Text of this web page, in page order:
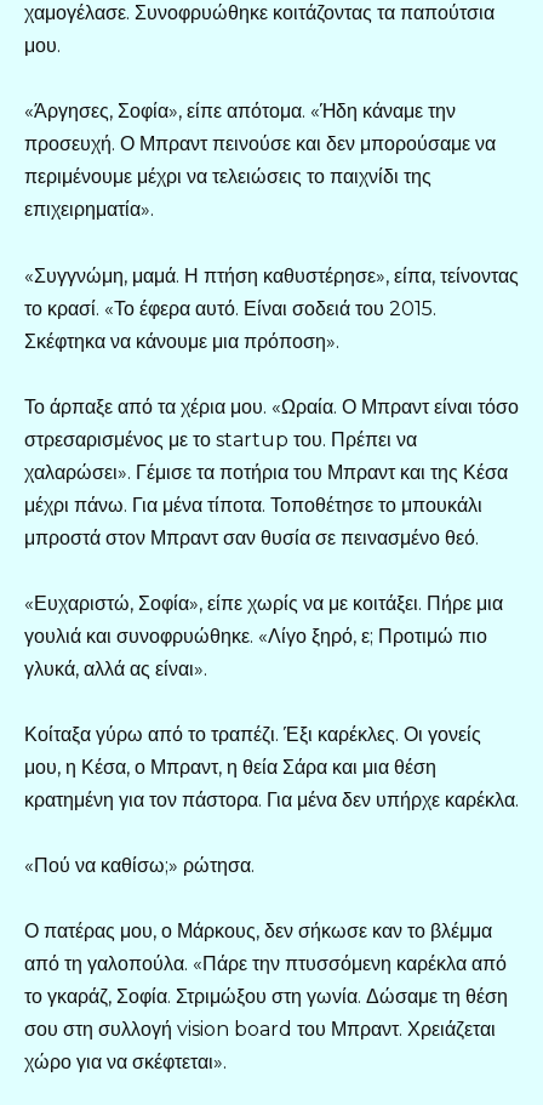
χαμογέλασε. Συνοφρυώθηκε κοιτάζοντας τα παπούτσια
μου.
«Άργησες, Σοφία», είπε απότομα. «Ήδη κάναμε την
προσευχή. Ο Μπραντ πεινούσε και δεν μπορούσαμε να
περιμένουμε μέχρι να τελειώσεις το παιχνίδι της
επιχειρηματία».
«Συγγνώμη, μαμά. Η πτήση καθυστέρησε», είπα, τείνοντας
το κρασί. «Το έφερα αυτό. Είναι σοδειά του 2015.
Σκέφτηκα να κάνουμε μια πρόποση».
Το άρπαξε από τα χέρια μου. «Ωραία. Ο Μπραντ είναι τόσο
στρεσαρισμένος με το startup του. Πρέπει να
χαλαρώσει». Γέμισε τα ποτήρια του Μπραντ και της Κέσα
μέχρι πάνω. Για μένα τίποτα. Τοποθέτησε το μπουκάλι
μπροστά στον Μπραντ σαν θυσία σε πεινασμένο θεό.
«Ευχαριστώ, Σοφία», είπε χωρίς να με κοιτάξει. Πήρε μια
γουλιά και συνοφρυώθηκε. «Λίγο ξηρό, ε; Προτιμώ πιο
γλυκά, αλλά ας είναι».
Κοίταξα γύρω από το τραπέζι. Έξι καρέκλες. Οι γονείς
μου, η Κέσα, ο Μπραντ, η θεία Σάρα και μια θέση
κρατημένη για τον πάστορα. Για μένα δεν υπήρχε καρέκλα.
«Πού να καθίσω;» ρώτησα.
Ο πατέρας μου, ο Μάρκους, δεν σήκωσε καν το βλέμμα
από τη γαλοπούλα. «Πάρε την πτυσσόμενη καρέκλα από
το γκαράζ, Σοφία. Στριμώξου στη γωνία. Δώσαμε τη θέση
σου στη συλλογή vision board του Μπραντ. Χρειάζεται
χώρο για να σκέφτεται».